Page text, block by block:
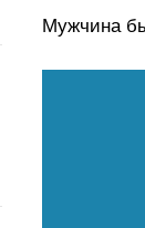
Мужчина